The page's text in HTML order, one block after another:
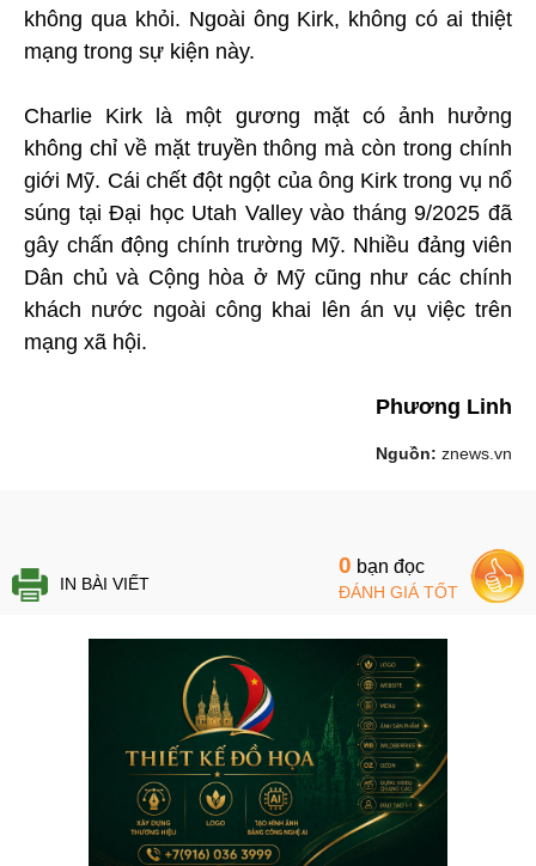
không qua khỏi. Ngoài ông Kirk, không có ai thiệt
mạng trong sự kiện này.
Charlie Kirk là một gương mặt có ảnh hưởng
không chỉ về mặt truyền thông mà còn trong chính
giới Mỹ. Cái chết đột ngột của ông Kirk trong vụ nổ
súng tại Đại học Utah Valley vào tháng 9/2025 đã
gây chấn động chính trường Mỹ. Nhiều đảng viên
Dân chủ và Cộng hòa ở Mỹ cũng như các chính
khách nước ngoài công khai lên án vụ việc trên
mạng xã hội.
Phương Linh
Nguồn: znews.vn
IN BÀI VIẾT
0 bạn đọc
ĐÁNH GIÁ TỐT